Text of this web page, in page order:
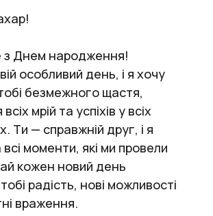
з Днем народження!
особливий день, і я хочу
безмежного щастя,
мрій та успіхів у всіх
Ти — справжній друг, і я
моменти, які ми провели
кожен новий день
радість, нові можливості
враження.